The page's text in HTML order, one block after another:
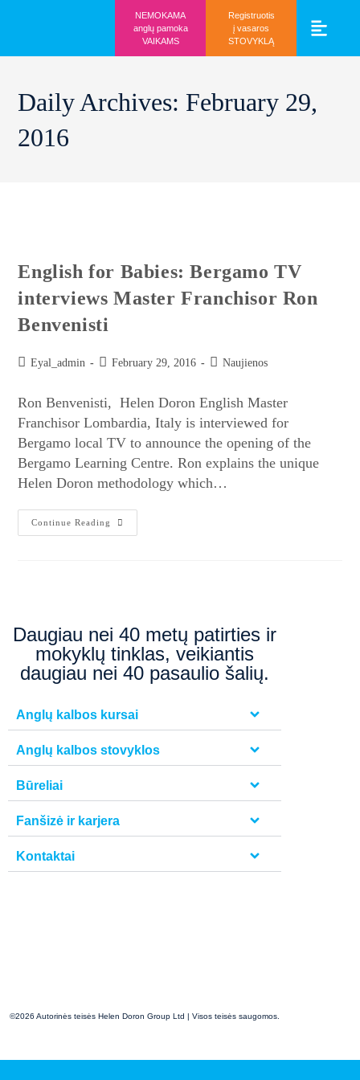
NEMOKAMA
anglų pamoka
VAIKAMS
Registruotis
į vasaros
STOVYKLĄ
Daily Archives: February 29,
2016
English for Babies: Bergamo TV
interviews Master Franchisor Ron
Benvenisti
Eyal_admin February 29, 2016 Naujienos
Ron Benvenisti, Helen Doron English Master
Franchisor Lombardia, Italy is interviewed for
Bergamo local TV to announce the opening of the
Bergamo Learning Centre. Ron explains the unique
Helen Doron methodology which…
Continue Reading
Daugiau nei 40 metų patirties ir
mokyklų tinklas, veikiantis
daugiau nei 40 pasaulio šalių.
Anglų kalbos kursai
Anglų kalbos stovyklos
Būreliai
Fanšizė ir karjera
Kontaktai
©2026 Autorinės teisės Helen Doron Group Ltd | Visos teisės saugomos.